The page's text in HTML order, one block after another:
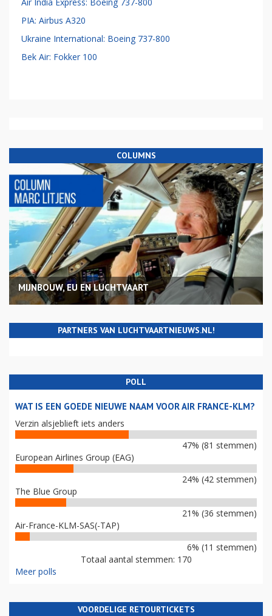
PIA: Airbus A320
Ukraine International: Boeing 737-800
Bek Air: Fokker 100
COLUMNS
MIJNBOUW, EU EN LUCHTVAART
PARTNERS VAN LUCHTVAARTNIEUWS.NL!
POLL
WAT IS EEN GOEDE NIEUWE NAAM VOOR AIR FRANCE-KLM?
Verzin alsjeblieft iets anders
47% (81 stemmen)
European Airlines Group (EAG)
24% (42 stemmen)
The Blue Group
21% (36 stemmen)
Air-France-KLM-SAS(-TAP)
6% (11 stemmen)
Totaal aantal stemmen: 170
Meer polls
VOORDELIGE RETOURTICKETS